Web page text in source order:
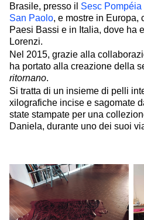
Brasile, presso il Sesc Pompéia
San Paolo, e mostre in Europa,
Paesi Bassi e in Italia, dove ha
Lorenzi.
Nel 2015, grazie alla
ha portato alla creazione della
ritornano.
Si tratta di un insieme di pelli
xilografiche incise e sagomate
state stampate per una
Daniela, durante uno dei suoi